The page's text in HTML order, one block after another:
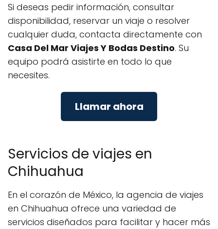
Si deseas pedir información, consultar
disponibilidad, reservar un viaje o resolver
cualquier duda, contacta directamente con
Casa Del Mar Viajes Y Bodas Destino. Su
equipo podrá asistirte en todo lo que
necesites.
Llamar ahora
Servicios de viajes en
Chihuahua
En el corazón de México, la agencia de viajes
en Chihuahua ofrece una variedad de
servicios diseñados para facilitar y hacer más